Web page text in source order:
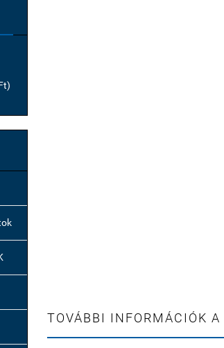
TOVÁBBI INFORMÁCIÓK A